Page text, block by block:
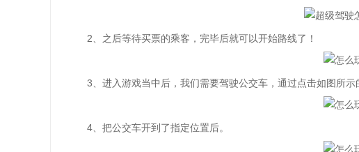
2、之后等待买票的乘客，完毕后就可以开始路线了！
3、进入游戏当中后，我们需要驾驶公交车，通过点击如图所示
4、把公交车开到了指定位置后。